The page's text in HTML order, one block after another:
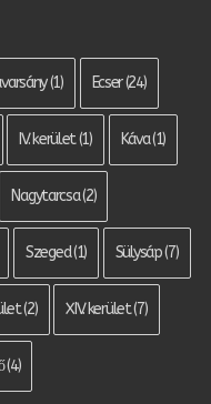
(1) Ecser(24)
IV. kerület(1) Káva(1)
Nagytarcsa(2)
Szeged(1) Sülysáp(7)
(2) XIV. kerület(7)
(4)